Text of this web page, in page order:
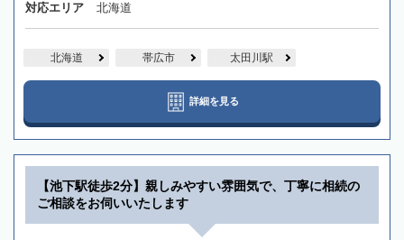
対応エリア 北海道
北海道 帯広市 太田川駅
詳細を見る
【池下駅徒歩2分】親しみやすい雰囲気で、丁寧に相続の
ご相談をお伺いいたします